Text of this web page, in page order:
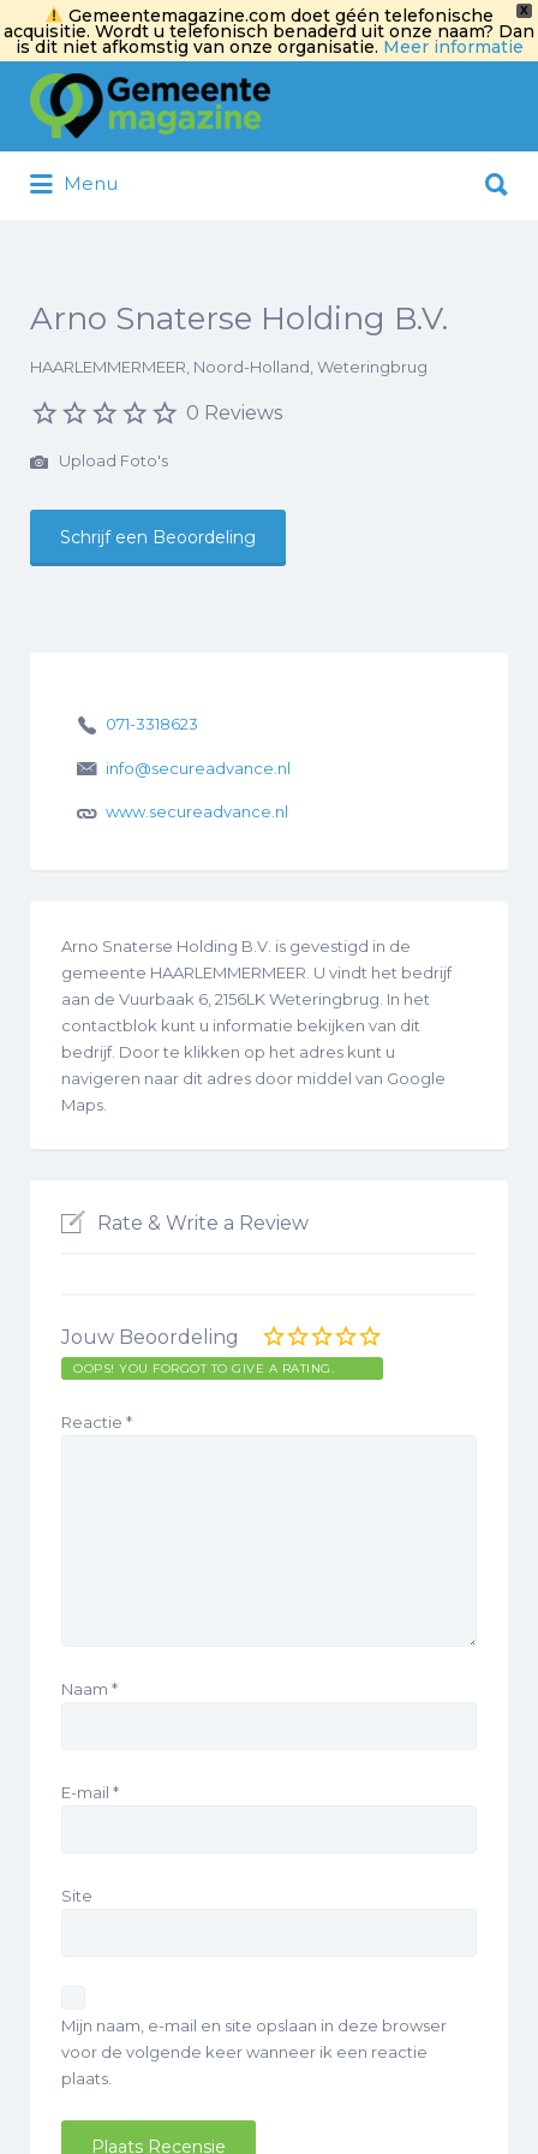
X
Gemeentemagazine.com doet géén telefonische
acquisitie. Wordt u telefonisch benaderd uit onze naam? Dan
is dit niet afkomstig van onze organisatie. Meer informatie
Zoek
naar:
Menu
naar:
Arno Snaterse Holding B.V.
HAARLEMMERMEER, Noord-Holland, Weteringbrug
0 Reviews
Upload Foto's
Schrijf een Beoordeling
071-3318623
info@secureadvance.nl
www.secureadvance.nl
Arno Snaterse Holding B.V. is gevestigd in de
gemeente HAARLEMMERMEER. U vindt het bedrijf
aan de Vuurbaak 6, 2156LK Weteringbrug. In het
contactblok kunt u informatie bekijken van dit
bedrijf. Door te klikken op het adres kunt u
navigeren naar dit adres door middel van Google
Maps.
Rate & Write a Review
Jouw Beoordeling
OOPS! YOU FORGOT TO GIVE A RATING.
Reactie *
Naam *
E-mail *
Site
Mijn naam, e-mail en site opslaan in deze browser
voor de volgende keer wanneer ik een reactie
plaats.